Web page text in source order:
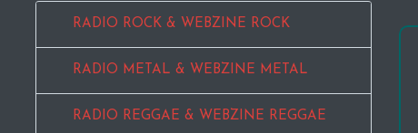
RADIO ROCK & WEBZINE ROCK
RADIO METAL & WEBZINE METAL
RADIO REGGAE & WEBZINE REGGAE